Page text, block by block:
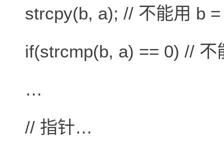
strcpy(b, a); // 不能用 b
if(strcmp(b, a) == 0) // 不
…
// 指针…